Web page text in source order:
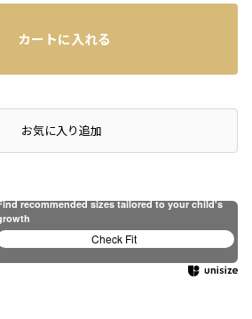
カートに入れる
るお気に入り追加
recommended sizes tailored to your child's
Check Fit